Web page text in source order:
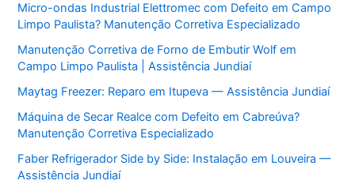
Micro-ondas Industrial Elettromec com Defeito em Campo
Limpo Paulista? Manutenção Corretiva Especializado
Manutenção Corretiva de Forno de Embutir Wolf em
Campo Limpo Paulista | Assistência Jundiaí
Maytag Freezer: Reparo em Itupeva — Assistência Jundiaí
Máquina de Secar Realce com Defeito em Cabreúva?
Manutenção Corretiva Especializado
Faber Refrigerador Side by Side: Instalação em Louveira —
Assistência Jundiaí